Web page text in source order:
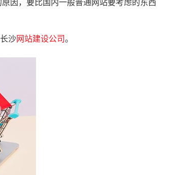
因，要比国内一般普通网站要考虑的东西
沙网站建设公司。